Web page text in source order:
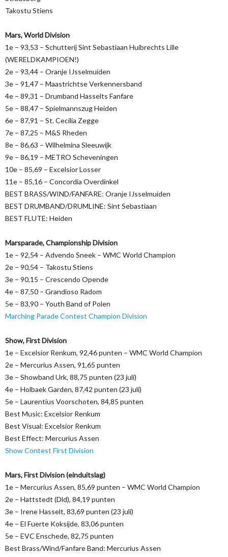
Takostu Stiens
Mars, World Division
1e – 93,53 – Schutterij Sint Sebastiaan Huibrechts Lille
(WERELDKAMPIOEN!)
2e – 93,44 – Oranje IJsselmuiden
3e – 91,47 – Maastrichtse Verkennersband
4e – 89,31 – Drumband Hasselts Fanfare
5e – 88,47 – Spielmannszug Heiden
6e – 87,91 – St. Cecilia Zegge
7e – 87,25 – M&S Rheden
8e – 86,63 – Wilhelmina Sleeuwijk
9e – 86,19 – METRO Scheveningen
10e – 85,69 – Excelsior Losser
11e – 85,16 – Concordia Overdinkel
BEST BRASS/WIND/FANFARE: Oranje IJsselmuiden
BEST DRUMBAND/DRUMLINE: Sint Sebastiaan
BEST FLUTE: Heiden
Marsparade, Championship Division
1e – 92,54 – Advendo Sneek – WMC World Champion
2e – 90,54 – Takostu Stiens
3e – 90,15 – Crescendo Opende
4e – 87,50 – Grandioso Radom
5e – 83,90 – Youth Band of Polen
Marching Parade Contest Champion Division
Show, First Division
1e – Excelsior Renkum, 92,46 punten – WMC World Champion
2e – Mercurius Assen, 91,65 punten
3e – Showband Urk, 88,75 punten (23 juli)
4e – Holbaek Garden, 87,42 punten (23 juli)
5e – Laurentius Voorschoten, 84,85 punten
Best Music: Excelsior Renkum
Best Visual: Excelsior Renkum
Best Effect: Mercurius Assen
Show Contest First Division
Mars, First Division (einduitslag)
1e – Mercurius Assen, 85,69 punten – WMC World Champion
2e – Hattstedt (Dld), 84,19 punten
3e – Irene Hasselt, 83,69 punten (23 juli)
4e – El Fuerte Koksijde, 83,06 punten
5e – EVC Enschede, 82,75 punten
Best Brass/Wind/Fanfare Band: Mercurius Assen